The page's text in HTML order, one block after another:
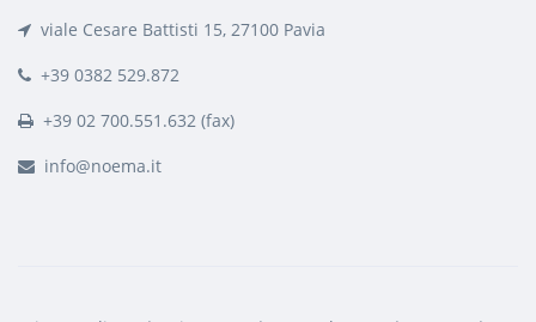
viale Cesare Battisti 15, 27100 Pavia
+39 0382 529.872
+39 02 700.551.632 (fax)
info@noema.it